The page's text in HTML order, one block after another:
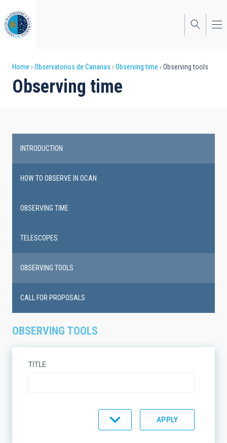
to
main
content
Breadcrumb
Home Observatorios de Canarias Observing time Observing tools
Observing time
OBSERVING TOOLS
TITLE
navigation
INTRODUCTION
HOW TO OBSERVE IN OCAN
OBSERVING TIME
TELESCOPES
OBSERVING TOOLS
CALL FOR PROPOSALS